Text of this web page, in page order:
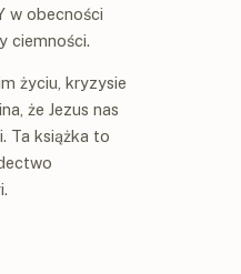
w obecności
ciemności.
życiu, kryzysie
że Jezus nas
Ta książka to